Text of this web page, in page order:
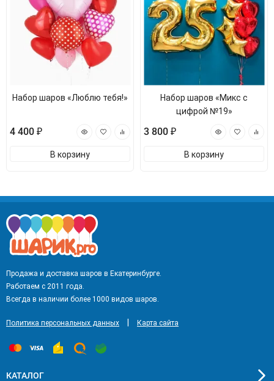
Набор шаров «Люблю тебя!»
4 400 ₽
В корзину
Набор шаров «Микс с
цифрой №19»
3 800 ₽
В корзину
Продажа и доставка шаров в Екатеринбурге.
Работаем с 2011 года.
Всегда в наличии более 1000 видов шаров.
Политика персональных данных Карта сайта
КАТАЛОГ